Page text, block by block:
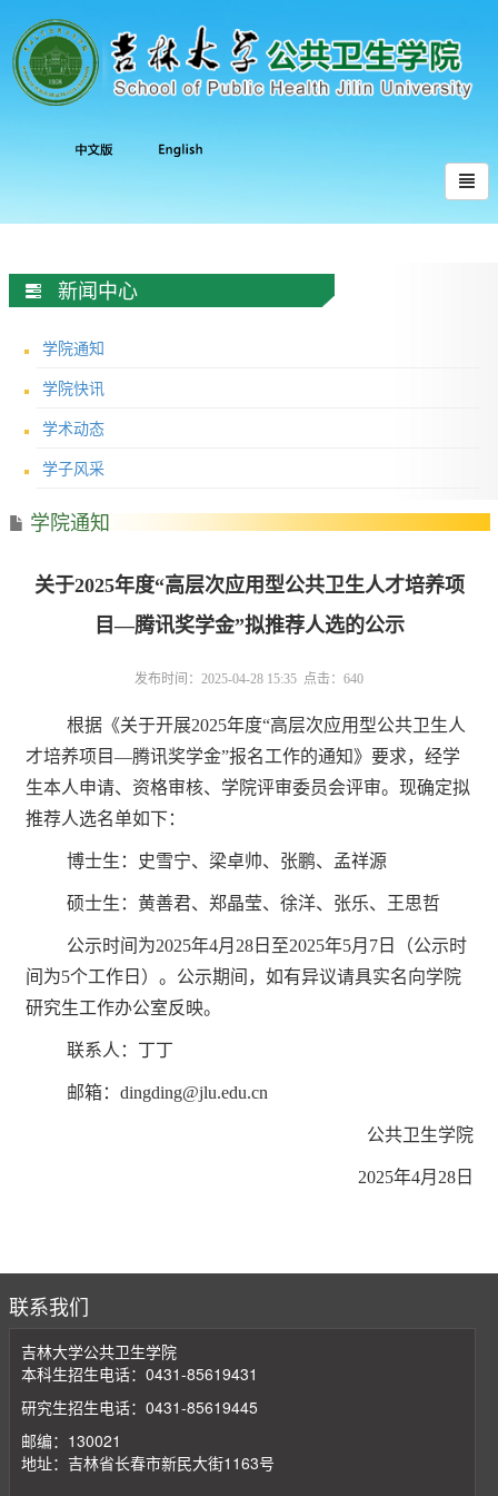
新闻中心
学院通知
学院快讯
学术动态
学子风采
学院通知
关于2025年度“高层次应用型公共卫生人才培养项
目—腾讯奖学金”拟推荐人选的公示
发布时间：2025-04-28 15:35 点击： 640
根据《关于开展2025年度“高层次应用型公共卫生人
才培养项目—腾讯奖学金”报名工作的通知》要求，经学
生本人申请、资格审核、学院评审委员会评审。现确定拟
推荐人选名单如下：
博士生：史雪宁、梁卓帅、张鹏、孟祥源
硕士生：黄善君、郑晶莹、徐洋、张乐、王思哲
公示时间为2025年4月28日至2025年5月7日（公示时
间为5个工作日）。公示期间，如有异议请具实名向学院
研究生工作办公室反映。
联系人：丁丁
邮箱：dingding@jlu.edu.cn
公共卫生学院
2025年4月28日
联系我们
吉林大学公共卫生学院
本科生招生电话：0431-85619431
研究生招生电话：0431-85619445
邮编：130021
地址：吉林省长春市新民大街1163号